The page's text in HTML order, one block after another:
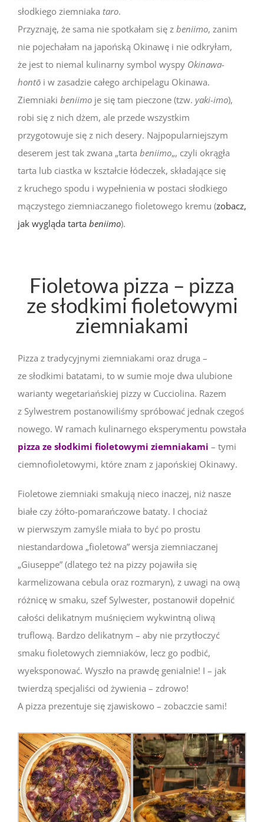
słodkiego ziemniaka taro.
Przyznaję, że sama nie spotkałam się z beniimo, zanim
nie pojechałam na japońską Okinawę i nie odkryłam,
że jest to niemal kulinarny symbol wyspy Okinawa-
hontō i w zasadzie całego archipelagu Okinawa.
Ziemniaki beniimo je się tam pieczone (tzw. yaki-imo),
robi się z nich dżem, ale przede wszystkim
przygotowuje się z nich desery. Najpopularniejszym
deserem jest tak zwana „tarta beniimo„, czyli okrągła
tarta lub ciastka w kształcie łódeczek, składające się
z kruchego spodu i wypełnienia w postaci słodkiego
mączystego ziemniaczanego fioletowego kremu (zobacz,
jak wygląda tarta beniimo).
Fioletowa pizza – pizza
ze słodkimi fioletowymi
ziemniakami
Pizza z tradycyjnymi ziemniakami oraz druga –
ze słodkimi batatami, to w sumie moje dwa ulubione
warianty wegetariańskiej pizzy w Cucciolina. Razem
z Sylwestrem postanowiliśmy spróbować jednak czegoś
nowego. W ramach kulinarnego eksperymentu powstała
pizza ze słodkimi fioletowymi ziemniakami – tymi
ciemnofioletowymi, które znam z japońskiej Okinawy.
Fioletowe ziemniaki smakują nieco inaczej, niż nasze
białe czy żółto-pomarańczowe bataty. I chociaż
w pierwszym zamyśle miała to być po prostu
niestandardowa „fioletowa” wersja ziemniaczanej
„Giuseppe” (dlatego też na pizzy pojawiła się
karmelizowana cebula oraz rozmaryn), z uwagi na ową
różnicę w smaku, szef Sylwester, postanowił dopełnić
całości delikatnym muśnięciem wykwintną oliwą
truflową. Bardzo delikatnym – aby nie przytłoczyć
smaku fioletowych ziemniaków, lecz go podbić,
wyeksponować. Wyszło na prawdę genialnie! I – jak
twierdzą specjaliści od żywienia – zdrowo!
A pizza prezentuje się zjawiskowo – zobaczcie sami!